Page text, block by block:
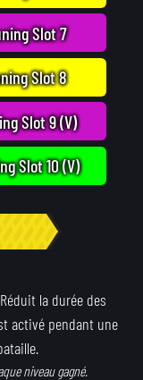
Slot 7
Slot 8
Slot 9 (V)
Slot 10 (V)
la durée des
activé pendant une
niveau gagné.